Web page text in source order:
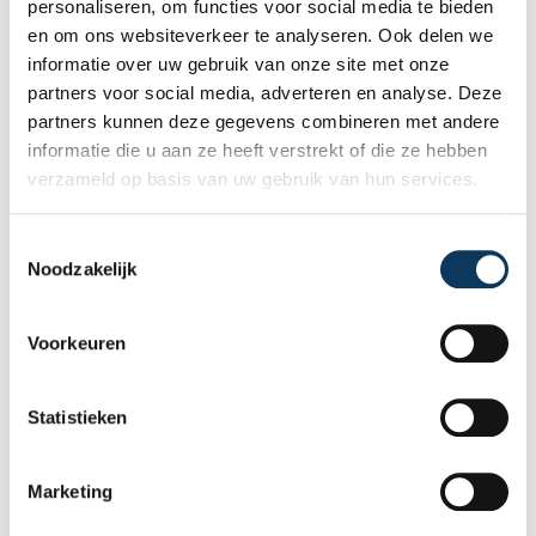
personaliseren, om functies voor social media te bieden
en om ons websiteverkeer te analyseren. Ook delen we
informatie over uw gebruik van onze site met onze
partners voor social media, adverteren en analyse. Deze
partners kunnen deze gegevens combineren met andere
informatie die u aan ze heeft verstrekt of die ze hebben
verzameld op basis van uw gebruik van hun services.
Noodzakelijk
Voorkeuren
Statistieken
Marketing
bouwtechnische keuring graag voor u uit en stellen
een uitgebreid rapport voor u op. Dit biedt zekerheid.
Het overslaan van debouwtechnische keuringkan
nu tijd en geld besparen, maar kan al snel grote
financiële risico’s veroorzaken.